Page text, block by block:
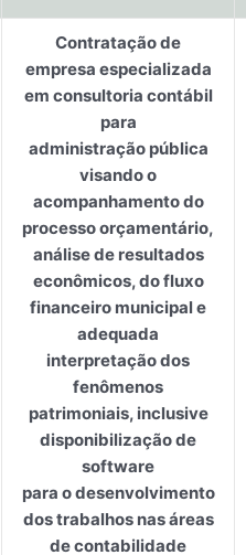
Contratação de
empresa especializada
em consultoria contábil
para
administração pública
visando o
acompanhamento do
processo orçamentário,
análise de resultados
econômicos, do fluxo
financeiro municipal e
adequada
interpretação dos
fenômenos
patrimoniais, inclusive
disponibilização de
software
para o desenvolvimento
dos trabalhos nas áreas
de contabilidade